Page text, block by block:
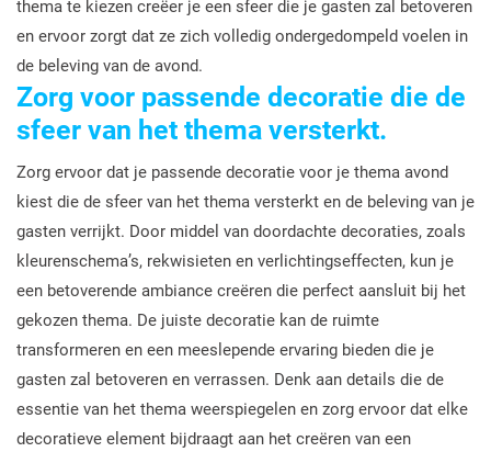
thema te kiezen creëer je een sfeer die je gasten zal betoveren
en ervoor zorgt dat ze zich volledig ondergedompeld voelen in
de beleving van de avond.
Zorg voor passende decoratie die de
sfeer van het thema versterkt.
Zorg ervoor dat je passende decoratie voor je thema avond
kiest die de sfeer van het thema versterkt en de beleving van je
gasten verrijkt. Door middel van doordachte decoraties, zoals
kleurenschema’s, rekwisieten en verlichtingseffecten, kun je
een betoverende ambiance creëren die perfect aansluit bij het
gekozen thema. De juiste decoratie kan de ruimte
transformeren en een meeslepende ervaring bieden die je
gasten zal betoveren en verrassen. Denk aan details die de
essentie van het thema weerspiegelen en zorg ervoor dat elke
decoratieve element bijdraagt aan het creëren van een